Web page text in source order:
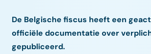
De Belgische fiscus heeft een
officiële documentatie over
gepubliceerd.